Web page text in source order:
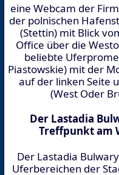
eine Webcam der
der polnischen
(Stettin) mit Blick
Office über die
beliebte
Piastowskie) mit der
auf der linken Seite
(West Oder
Der Lastadia
Treffpunkt am
Der Lastadia
Uferbereichen der